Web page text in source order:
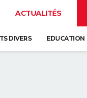
ACTUALITÉS
DIVERS EDUCATION